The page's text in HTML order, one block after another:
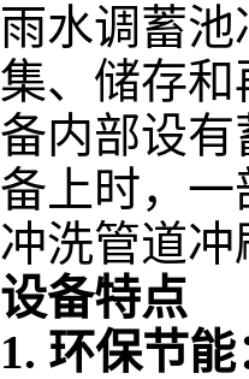
雨水调蓄
集、储存
备内部设
备上时，
冲洗管道
设备特点
1. 环保节能